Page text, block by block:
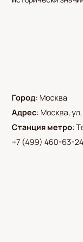
Город: Москва
Адрес: Москва,
Станция метро:
+7 (499) 460-63-24